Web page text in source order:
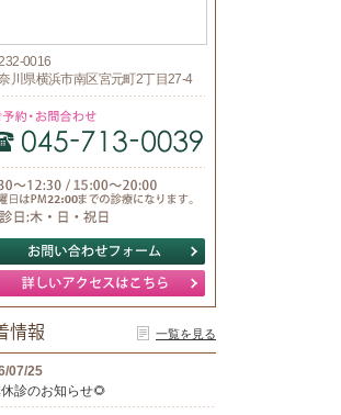
0016
川県横浜市南区宮元町2丁目27-4
情報 一覧を見る
07/25
診のお知らせ🌻